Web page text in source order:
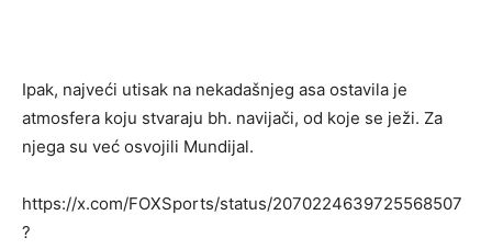
Ipak, najveći utisak na nekadašnjeg asa ostavila je
atmosfera koju stvaraju bh. navijači, od koje se ježi. Za
njega su već osvojili Mundijal.
https://x.com/FOXSports/status/2070224639725568507
?